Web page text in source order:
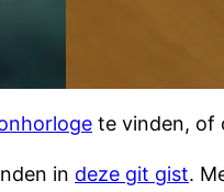
te vinden, of
in deze git gist.